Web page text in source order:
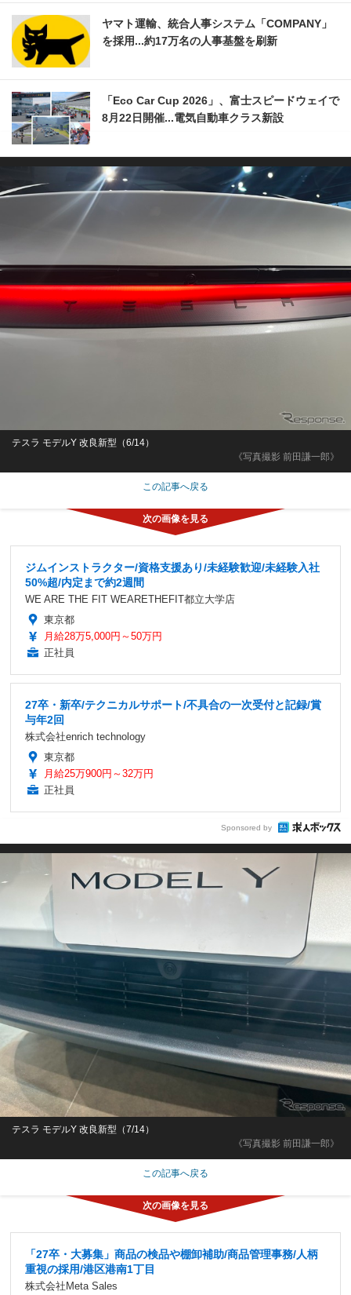
ヤマト運輸、統合人事システム「COMPANY」
を採用...約17万名の人事基盤を刷新
「Eco Car Cup 2026」、富士スピードウェイで
8月22日開催...電気自動車クラス新設
《写真撮影 前田謙一郎》
テスラ モデルY 改良新型（6/14）
この記事へ戻る
ジムインストラクター/資格支援あり/未経験歓迎/未経験入社
50%超/内定まで約2週間
WE ARE THE FIT WEARETHEFIT都立大学店
東京都
月給28万5,000円～50万円
正社員
27卒・新卒/テクニカルサポート/不具合の一次受付と記録/賞
与年2回
株式会社enrich technology
東京都
月給25万900円～32万円
正社員
Sponsored by
《写真撮影 前田謙一郎》
テスラ モデルY 改良新型（7/14）
この記事へ戻る
「27卒・大募集」商品の検品や棚卸補助/商品管理事務/人柄
重視の採用/港区港南1丁目
株式会社Meta Sales